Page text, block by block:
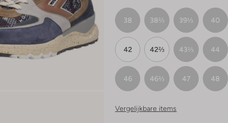
38 38⅔ 39⅓ 40
42 42⅔ 43⅓ 44
46 46⅔ 47 48
Vergelijkbare items